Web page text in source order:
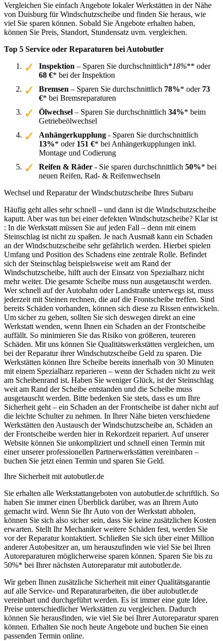
Vergleichen Sie einfach Angebote lokaler Werkstätten in der Nähe
von Duisburg für Windschutzscheibe und finden Sie heraus, wie
viel Sie sparen können. Sobald Sie Angebote erhalten haben,
können Sie Preis, Standort, Stundensatz uvm. vergleichen.
Top 5 Service oder Reparaturen bei Autobutler
Inspektion – Sparen Sie durchschnittlich*18%** oder
68 €* bei der Inspektion
Bremsen – Sparen Sie durchschnittlich 78%* oder 73
€* bei Bremsreparaturen
Ölwechsel – Sparen Sie durchschnittlich 34%* beim
Getriebeölwechsel
Anhängerkupplung - Sparen Sie durchschnittlich
13%* oder 151 €* bei Anhängerkupplungen inkl.
Montage und Codierung
Reifen & Räder - Sie sparen durchschnittlich 50%* bei
neuen Reifen, Rad- & Reifenwechseln
Wechsel und Reparatur der Windschutzscheibe Ihres Subaru
Häufig geht alles sehr schnell – und dann ist die Windschutzscheibe
kaputt. Aber was tun bei einer defekten Windschutzscheibe? Klar ist
: In die Werkstatt müssen Sie auf jeden Fall – denn mit einem
Steinschlag ist nicht zu spaßen. Je nach Ausmaß kann ein Schaden
an der Windschutzscheibe sehr gefährlich werden. Hierbei spielen
Umfang und Position des Schadens eine zentrale Rolle. Befindet
sich der Steinschlag beispielsweise weit am Rand der
Windschutzscheibe, hilft auch der Einsatz von Spezialharz nicht
mehr weiter. Die gesamte Scheibe muss nun ausgetauscht werden.
Wer schnell auf der Autobahn oder Landstraße unterwegs ist, muss
jederzeit mit Steinen rechnen, die auf die Frontscheibe treffen. Sind
bereits Schäden vorhanden, können sich diese zu Rissen entwickeln.
Um sicher zu gehen, sollten Sie sich deswegen direkt an eine
Werkstatt wenden, wenn Ihnen ein Schaden an der Frontscheibe
auffällt. So minimieren Sie das Risiko von größeren, teureren
Schäden. Mit uns können Sie Qualitätswerkstätten vergleichen, um
bei der Reparatur ihrer Windschutzscheibe Geld zu sparen. Die
Werkstätten können Ihre Scheibe bereits innerhalb von 30 Minuten
mit einem Spezialharz reparieren – wenn der Schaden nicht zu weit
am Scheibenrand ist. Haben Sie weniger Glück, ist der Steinschlag
weit am Rand der Scheibe entstanden und die Scheibe muss
ausgetauscht werden. Bitte bedenken Sie stets, dass es um Ihre
Sicherheit geht – ein Schaden an der Frontscheibe ist daher nicht auf
die leichte Schulter zu nehmen. In Ihrer Nähe bieten verschiedene
Werkstätten den Austausch der Windschutzscheibe an, Schäden an
der Frontscheibe werden hier in Rekordzeit repariert. Auf unserer
Website können Sie unkompliziert und schnell einen Termin mit
einer unserer professionellen Partnerwerkstätten vereinbaren –
buchen Sie jetzt einen Termin und sparen Sie Geld.
Ihre Sicherheit mit autobutler.de
Sie erhalten alle Werkstattangeboten von autobutler.de schriftlich. So
haben Sie immer einen Überblick darüber, was an Ihrem Auto
gemacht wird. Wenn Sie Ihr Auto von der Werkstatt abholen,
können Sie sich also sicher sein, dass Sie keine zusätzlichen Kosten
erwarten. Stellt Ihr Mechaniker weitere Schäden fest, werden Sie
vor der Reparatur kontaktiert. Schließen Sie sich über einer Million
anderer Autobesitzer an, um herauszufinden wie viel Sie bei Ihren
Autoreparaturen möglicherweise sparen können. Sparen Sie bis zu
50%* bei Ihrer nächsten Autoreparatur mit autobutler.de.
Wir geben Ihnen zusätzliche Sicherheit mit einer Qualitätsgarantie
auf alle Service- und Reparaturarbeiten, die über autobutler.de
vereinbart und durchgeführt werden. Es ist immer eine gute Idee,
Preise unterschiedlicher Werkstätten zu vergleichen. Dadurch
können Sie herausfinden, wie viel Sie bei Ihrer Autoreparatur sparen
können. Erhalten Sie noch heute Angebote und buchen Sie einen
passenden Termin online.